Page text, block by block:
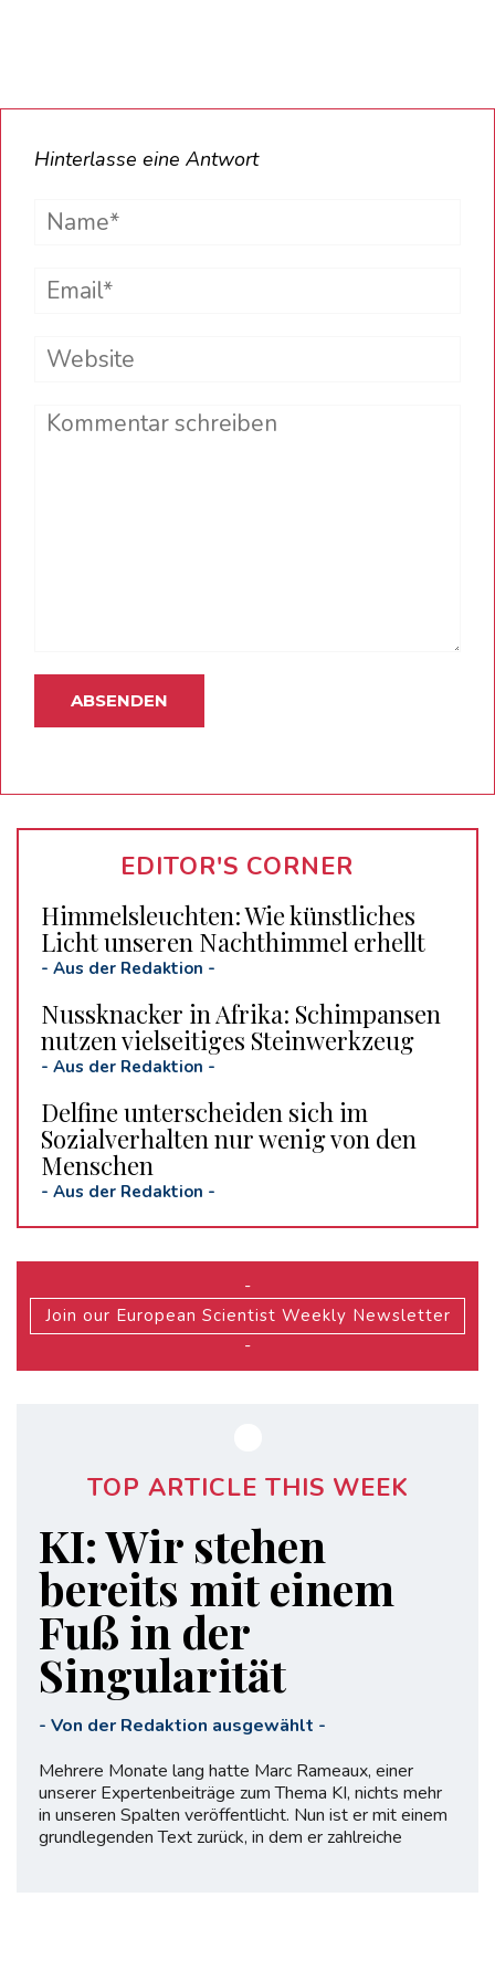
Hinterlasse eine Antwort
Name*
Email*
Website
Comment
EDITOR'S CORNER
Himmelsleuchten: Wie künstliches
Licht unseren Nachthimmel erhellt
- Aus der Redaktion -
Nussknacker in Afrika: Schimpansen
nutzen vielseitiges Steinwerkzeug
- Aus der Redaktion -
Delfine unterscheiden sich im
Sozialverhalten nur wenig von den
Menschen
- Aus der Redaktion -
-
Join our European Scientist Weekly Newsletter
-
TOP ARTICLE THIS WEEK
KI: Wir stehen
bereits mit einem
Fuß in der
Singularität
- Von der Redaktion ausgewählt -
Mehrere Monate lang hatte Marc Rameaux, einer
unserer Expertenbeiträge zum Thema KI, nichts mehr
in unseren Spalten veröffentlicht. Nun ist er mit einem
grundlegenden Text zurück, in dem er zahlreiche